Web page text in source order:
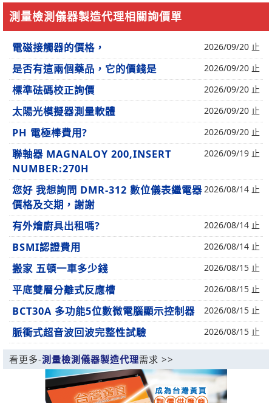
測量檢測儀器製造代理相關詢價單
電磁接觸器的價格， 2026/09/20 止
是否有這兩個藥品，它的價錢是 2026/09/20 止
標準砝碼校正詢價 2026/09/20 止
太陽光模擬器測量軟體 2026/09/20 止
PH 電極棒費用? 2026/09/20 止
聯軸器 MAGNALOY 200,INSERT
NUMBER:270H
2026/09/19 止
您好 我想詢問 DMR-312 數位儀表繼電器
價格及交期，謝謝
2026/08/14 止
有外燴廚具出租嗎? 2026/08/14 止
BSMI認證費用 2026/08/14 止
搬家 五頓一車多少錢 2026/08/15 止
平底雙層分離式反應槽 2026/08/15 止
BCT30A 多功能5位數微電腦顯示控制器 2026/08/15 止
脈衝式超音波回波完整性試驗 2026/08/15 止
看更多-測量檢測儀器製造代理需求 >>